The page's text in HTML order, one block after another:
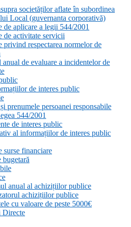
societăților aflate în subordinea
Local (guvernanta corporativă)
de aplicare a legii 544/2001
de activitate servicii
privind respectarea normelor de
anual de evaluare a incidentelor de
de interes public
prenumele persoanei responsabile
544/2001
de interes public
al informațiilor de interes public
surse financiare
bugetară
anual al achizițiilor publice
achizițiilor publice
cu valoare de peste 5000€